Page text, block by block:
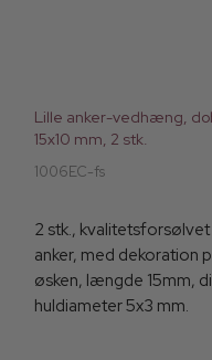
Lille anker-vedhæng,
15x10 mm, 2 stk.
1006EC-fs
2 stk.,
anker, med dekoration
øsken, længde 15mm,
huldiameter 5x3 mm.